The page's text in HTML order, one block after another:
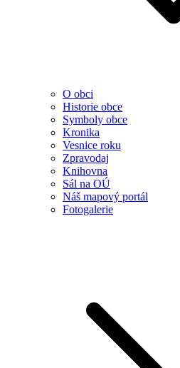
O obci
Historie obce
Symboly obce
Kronika
Vesnice roku
Zpravodaj
Knihovna
Sál na OÚ
Náš mapový portál
Fotogalerie